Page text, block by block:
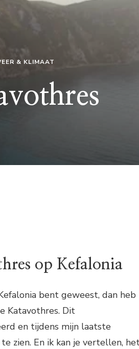
& KLIMAAT
op Kefalonia
bent geweest, dan heb
Katavothres. Dit
en tijdens mijn laatste
zien. En ik kan je vertellen,